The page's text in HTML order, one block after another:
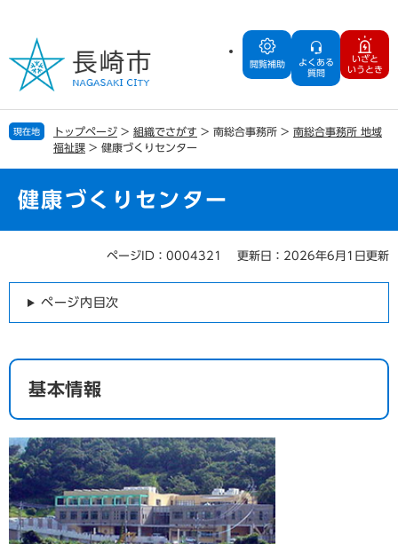
の
で
す
ー
ば
し
閲覧補助
よくある
質問
いざと
いうとき
現在地 トップページ > 組織でさがす > 南総合事務所 > 南総合事務所 地域
福祉課 > 健康づくりセンター
健康づくりセンター
ページID：0004321 更新日：2026年6月1日更新
ページ内目次
基本情報